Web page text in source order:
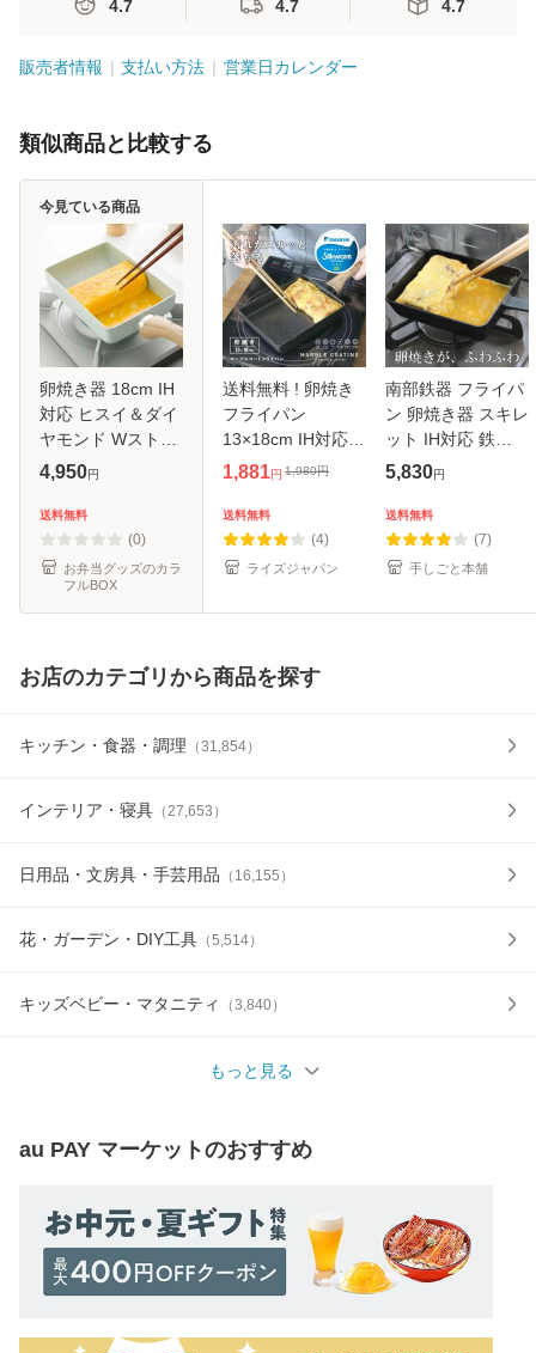
4.7 4.7 4.7
販売者情報 支払い方法 営業日カレンダー
類似商品と比較する
卵焼き器 18cm IH
対応 ヒスイ＆ダイ
ヤモンド Wストー
ンコーティング
ス火 IH 対応 エッ
グパン 卵焼きフラ
イパン 18セン
4,950円
送料無料
(0)
お弁当グッズのカラ
フルBOX
今見ている商品
送料無料 ! 卵焼き
フライパン
13×18cm IH対応
ガス火対応 こびり
ルコート 卵焼き用
【 お弁当用 卵焼き
器 玉子焼き器
1,881円 1,980円
送料無料
(4)
ライズジャパン
南部鉄器 フライパ
ン 卵焼き器 スキレ
ット IH対応 鉄
13cm 及春鋳造所
卵焼き 玉子焼き
5,830円
送料無料
(7)
手しごと本舗
お店のカテゴリから商品を探す
キッチン・食器・調理 （31,854）
インテリア・寝具 （27,653 ）
日用品・文房具・手芸用品 （ 16,155 ）
花・ガーデン・DIY工具 （5,514）
キッズベビー・マタニティ （3,840）
もっと見る
au PAY マーケットのおすすめ